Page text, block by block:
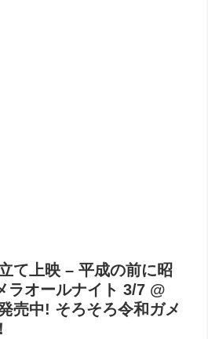
て上映 – 平成の前に昭
ラオールナイト 3/7 @
売中! そろそろ令和ガメ